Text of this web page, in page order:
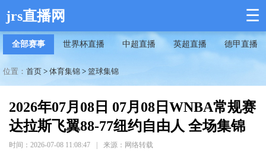
jrs直播网 ☰
全部赛事 世界杯直播 中超直播 英超直播 德甲直播
位置： 首页 > 体育集锦 > 篮球集锦
2026年07月08日 07月08日WNBA常规赛
达拉斯飞翼88-77纽约自由人 全场集锦
时间：2026-07-08 11:08:47 来源：网络转载